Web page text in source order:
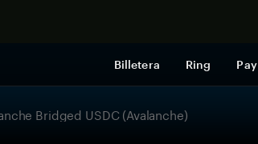
Billetera Ring Pay
Bridged USDC (Avalanche)